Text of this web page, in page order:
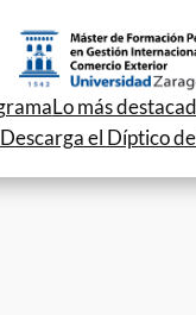
Lo más
Descarga el Díptico